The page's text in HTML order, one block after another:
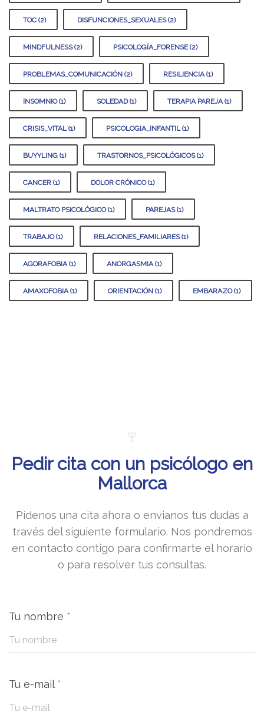
TOC (2) DISFUNCIONES_SEXUALES (2)
MINDFULNESS (2) PSICOLOGÍA_FORENSE (2)
PROBLEMAS_COMUNICACIÓN (2) RESILIENCIA (1)
INSOMNIO (1) SOLEDAD (1) TERAPIA PAREJA (1)
CRISIS_VITAL (1) PSICOLOGIA_INFANTIL (1)
BUYYLING (1) TRASTORNOS_PSICOLÓGICOS (1)
CANCER (1) DOLOR CRÓNICO (1)
MALTRATO PSICOLÓGICO (1) PAREJAS (1)
TRABAJO (1) RELACIONES_FAMILIARES (1)
AGORAFOBIA (1) ANORGASMIA (1)
AMAXOFOBIA (1) ORIENTACIÓN (1) EMBARAZO (1)
Pedir cita con un psicólogo en
Mallorca
Pídenos una cita ahora o envianos tus dudas a
través del siguiente formulario. Nos pondremos
en contacto contigo para confirmarte el horario
o para resolver tus consultas.
Tu nombre *
Tu e-mail *